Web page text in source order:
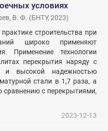
условиях
В. Ф. (БНТУ,2023)
строительства при
широко применяют
Применение технологии
перекрытия наряду с
и высокой надежностью
стали в 1,7 раза, а
сравнению с перекрытиями,
2023-12-13